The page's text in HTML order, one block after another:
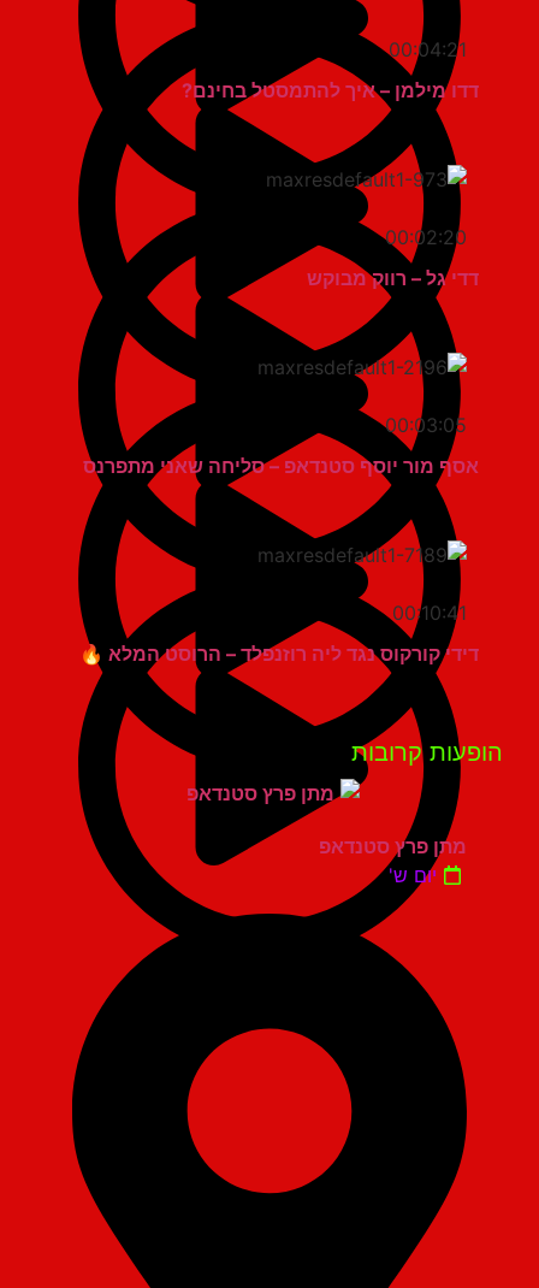
00:04:21
דדו מילמן – איך להתמסטל בחינם?
00:02:20
דדי גל – רווק מבוקש
00:03:05
אסף מור יוסף סטנדאפ – סליחה שאני מתפרנס
00:10:41
דידי קורקוס נגד ליה רוזנפלד – הרוסט המלא 🔥
קרובות
מתן פרץ סטנדאפ
יום ש'